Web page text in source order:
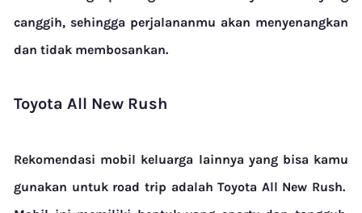
canggih, sehingga perjalananmu akan menyenangkan
dan tidak membosankan.
Toyota All New Rush
Rekomendasi mobil keluarga lainnya yang bisa kamu
gunakan untuk road trip adalah Toyota All New Rush.